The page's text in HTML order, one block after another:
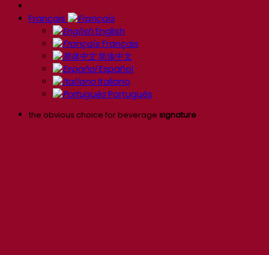
Français
English
Français
简体中文
Español
Italiano
Português
the obvious choice for beverage signature